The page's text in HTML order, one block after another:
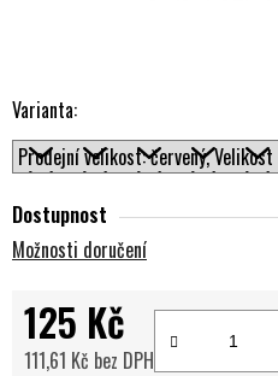
Varianta:
Dostupnost
Možnosti doručení
125 Kč
111,61 Kč bez DPH